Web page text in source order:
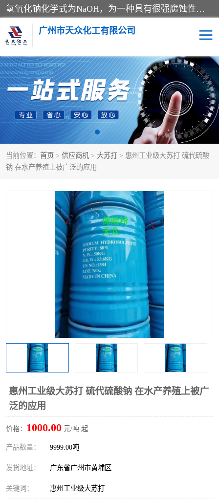
氢氧化钠化学式为NaOH，为一种具有很强腐蚀性的强碱，一般为片状或颗粒形态，易溶于水(溶于水时放热)并形成碱性溶液，另有潮解性，易吸取空气中的水蒸气(潮解)和(变质)。NaOH是化学实验室其中一种必备的化学品，亦为常见的化工品之一。纯品是无色透明的晶体。密度2.130g/cm3。熔点318.4℃。沸点1390℃。工业品含有少量的氯化和碳酸，是白色不透明的晶体。
广州市天众化工有限公司
当前位置： 首页 > 供应商机 > 大苏打 > 惠州工业级大苏打 硫代硫酸
钠 在水产养殖上被广泛的应用
惠州工业级大苏打 硫代硫酸钠 在水产养殖上被广
泛的应用
价格： 1000.00 元/吨 起
产品数量： 9999.00吨
发货地址： 广东省广州市黄埔区
关键词： 惠州工业级大苏打
亚硝酸钠 氢氧化钠
纯碱 硫代硫酸钠
草酸 醋酸钠
聚合氯化铝 焦磷酸二氢二钠
一水葡萄糖
一水柠檬酸
葡萄糖酸钠
磷酸二氢钾
三聚磷酸钠
工业白糖
过硫酸钠
尿素
聚合硫酸铁 磷酸二氢钠
大苏打 硼酸
元明粉